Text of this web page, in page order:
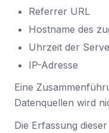
Referrer URL
Hostname des
Uhrzeit der
IP-Adresse
Eine
Datenquellen wird
Die Erfassung